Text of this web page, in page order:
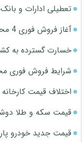
تعطیلی ادارات و بانک‌های 5 استان در روز
آغاز فروش فوری 4 محصول ایران خودرو در نمایندگی‌ها
خسارت گسترده به
شرایط فروش فوری
اختلاف قیمت
قیمت سکه و طلا دوشنبه 12
قیمت جدید خودرو پارس